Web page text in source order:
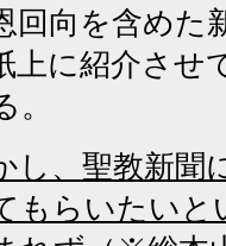
回向を含めた
上に紹介させ
。
し、聖教新聞
もらいたいと